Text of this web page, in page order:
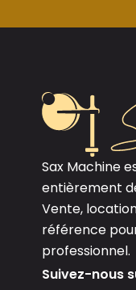
Sax Machine
entièrement
Vente,
référence
professionnel.
Suivez-nous